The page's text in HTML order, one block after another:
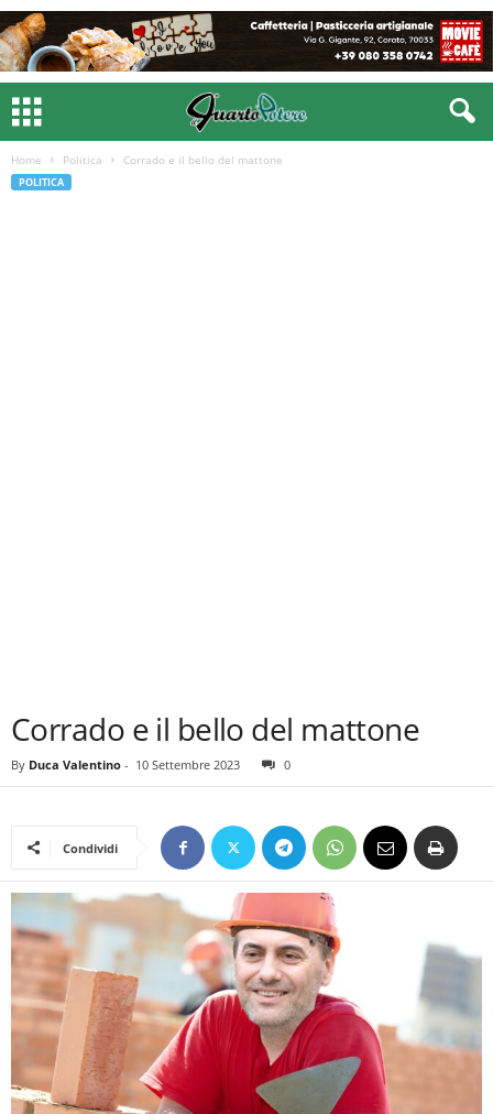
Home Politica Corrado e il bello del mattone
POLITICA
Corrado e il bello del mattone
By Duca Valentino - 10 Settembre 2023 0
Condividi